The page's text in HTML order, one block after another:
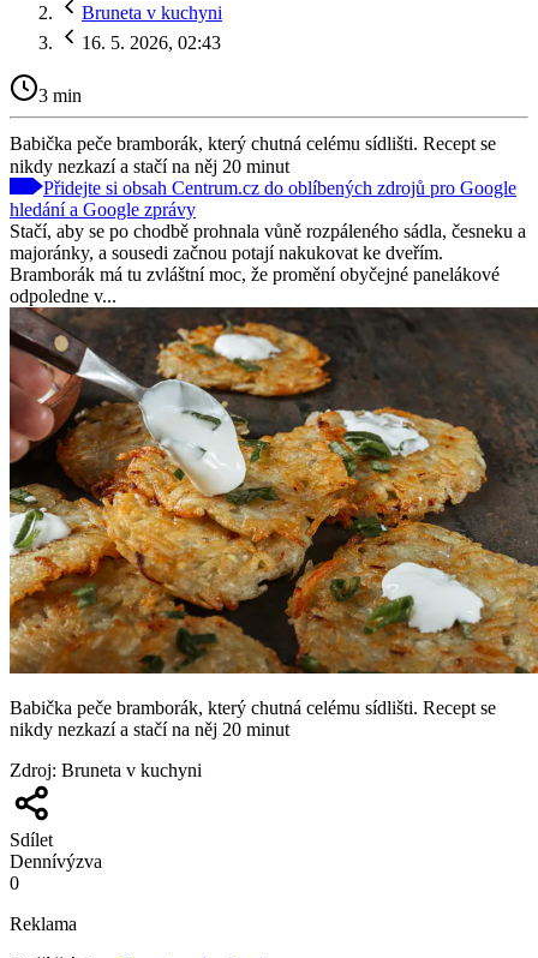
Bruneta v kuchyni
16. 5. 2026, 02:43
3 min
Babička peče bramborák, který chutná celému sídlišti. Recept se
nikdy nezkazí a stačí na něj 20 minut
Přidejte si obsah Centrum.cz do oblíbených zdrojů pro Google
hledání a Google zprávy
Stačí, aby se po chodbě prohnala vůně rozpáleného sádla, česneku a
majoránky, a sousedi začnou potají nakukovat ke dveřím.
Bramborák má tu zvláštní moc, že promění obyčejné panelákové
odpoledne v...
Babička peče bramborák, který chutná celému sídlišti. Recept se
nikdy nezkazí a stačí na něj 20 minut
Zdroj: Bruneta v kuchyni
Sdílet
Dennívýzva
0
Reklama